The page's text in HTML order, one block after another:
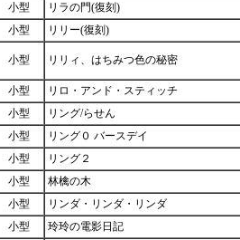
小型
リラの門(復刻)
小型 リリー(復刻)
小型 リリィ、はちみつ色の秘密
小型
リロ・アンド・スティッチ
小型
リング/らせん
小型
リング０ バースデイ
小型
リング２
小型
林檎の木
小型
リンダ・リンダ・リンダ
小型
玲玲の電影日記